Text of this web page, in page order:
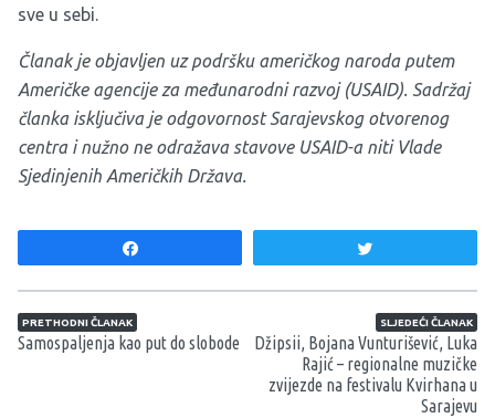
sve u sebi.
Članak je objavljen uz podršku američkog naroda putem
Američke agencije za međunarodni razvoj (USAID). Sadržaj
članka isključiva je odgovornost Sarajevskog otvorenog
centra i nužno ne odražava stavove USAID-a niti Vlade
Sjedinjenih Američkih Država.
Navigacija članaka
PRETHODNI ČLANAK
Samospaljenja kao put do slobode
SLJEDEĆI ČLANAK
Džipsii, Bojana Vunturišević, Luka
Rajić – regionalne muzičke
zvijezde na festivalu Kvirhana u
Sarajevu